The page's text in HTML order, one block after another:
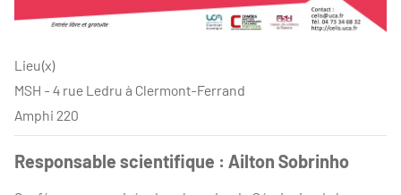
Lieu(x)
MSH - 4 rue Ledru à Clermont-Ferrand
Amphi 220
Responsable scientifique : Ailton Sobrinho